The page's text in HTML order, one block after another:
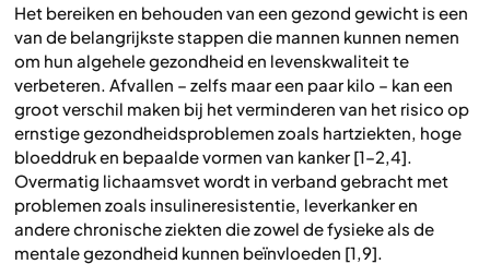
Het bereiken en behouden van een gezond gewicht is een
van de belangrijkste stappen die mannen kunnen nemen
om hun algehele gezondheid en levenskwaliteit te
verbeteren. Afvallen – zelfs maar een paar kilo – kan een
groot verschil maken bij het verminderen van het risico op
ernstige gezondheidsproblemen zoals hartziekten, hoge
bloeddruk en bepaalde vormen van kanker [1–2,4].
Overmatig lichaamsvet wordt in verband gebracht met
problemen zoals insulineresistentie, leverkanker en
andere chronische ziekten die zowel de fysieke als de
mentale gezondheid kunnen beïnvloeden [1,9].